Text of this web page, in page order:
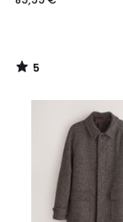
5
/